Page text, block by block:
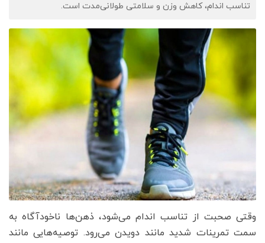
تناسب اندام، کاهش وزن و سلامتی طولانی‌مدت است.
وقتی صحبت از تناسب اندام می‌شود، ذهن‌ها ناخودآگاه به
سمت تمرینات شدید مانند دویدن می‌رود. توصیه‌هایی مانند